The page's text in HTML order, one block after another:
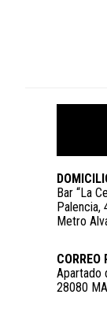
Bar “La
Palencia,
Metro
CORREO
Apartado
28080